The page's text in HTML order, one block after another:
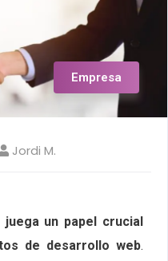
Empresa
Jordi M.
un papel crucial
de desarrollo web.